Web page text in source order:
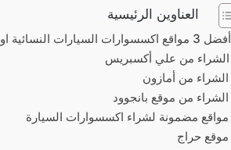
العناوين الرئيسية
أفضل 3 مواقع اكسسوارات السيارات النسائية اون لاين
الشراء من علي أكسبريس
الشراء من أمازون
الشراء من موقع بانجوود
مواقع مضمونة لشراء اكسسوارات السيارة
موقع حراج